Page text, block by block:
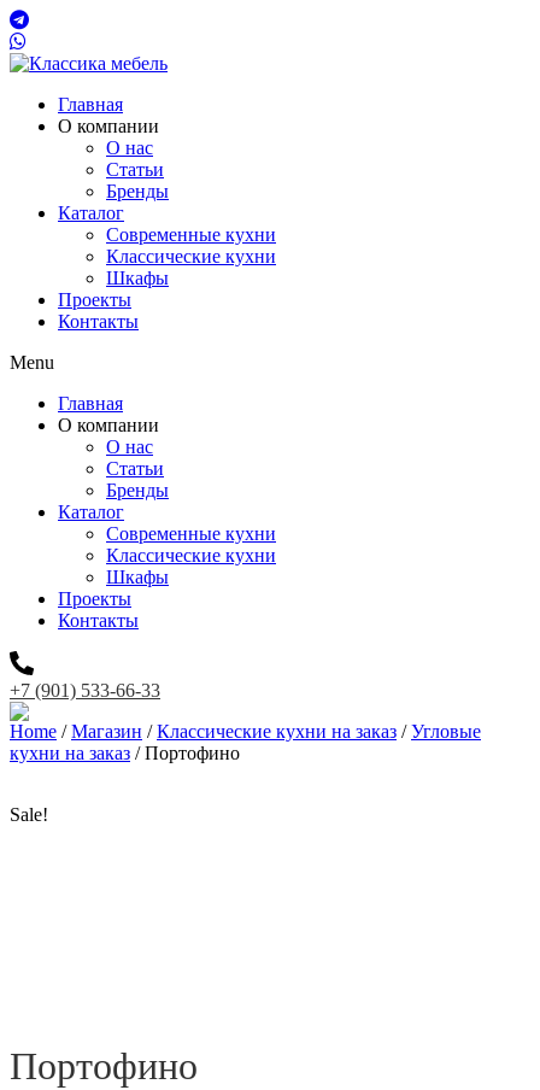
Главная
О компании
О нас
Статьи
Бренды
Каталог
Современные кухни
Классические кухни
Шкафы
Проекты
Контакты
Menu
Главная
О компании
О нас
Статьи
Бренды
Каталог
Современные кухни
Классические кухни
Шкафы
Проекты
Контакты
+7 (901) 533-66-33
Home /Магазин /Классические кухни на заказ /Угловые
кухни на заказ / Портофино
Sale!
Портофино